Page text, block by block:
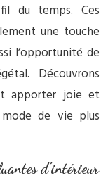
du temps. Ces
une touche
l’opportunité de
Découvrons
apporter joie et
de vie plus
d’intérieur